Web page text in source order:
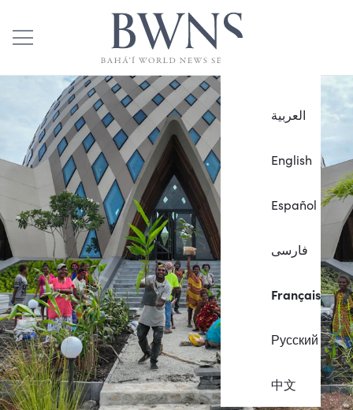
العربية
English
Español
فارسی
Français
Русский
中文